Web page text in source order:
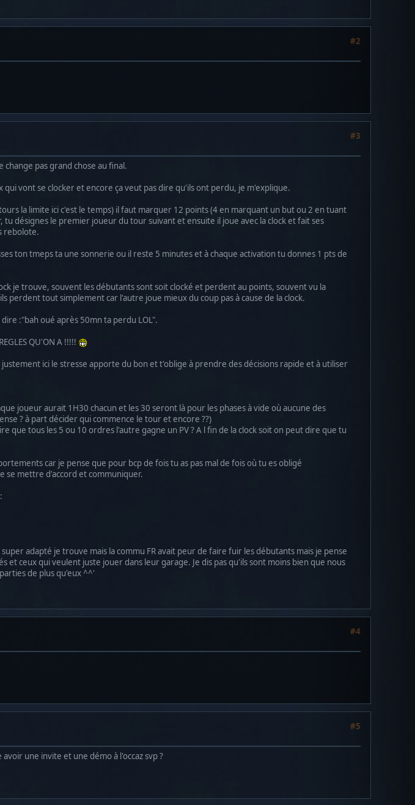
#2
#3
pas grand chose au final.
vont se clocker et encore ça veut pas dire qu'ils ont perdu, je m'explique.
la limite ici c'est le temps) il faut marquer 12 points (4 en marquant un but ou 2 en tuant
désignes le premier joueur du tour suivant et ensuite il joue avec la clock et fait ses
rebolote.
ton tmeps ta une sonnerie ou il reste 5 minutes et à chaque activation tu donnes 1 pts de
je trouve, souvent les débutants sont soit clocké et perdent au points, souvent vu la
tout simplement car l'autre joue mieux du coup pas à cause de la clock.
:"bah oué après 50mn ta perdu LOL".
QU'ON A !!!!!
ici le stresse apporte du bon et t'oblige à prendre des décisions rapide et à utiliser
joueur aurait 1H30 chacun et les 30 seront là pour les phases à vide où aucune des
? à part décider qui commence le tour et encore ??)
tous les 5 ou 10 ordres l'autre gagne un PV ? A l fin de la clock soit on peut dire que tu
car je pense que pour bcp de fois tu as pas mal de fois où tu es obligé
se mettre d'accord et communiquer.
adapté je trouve mais la commu FR avait peur de faire fuir les débutants mais je pense
ceux qui veulent juste jouer dans leur garage. Je dis pas qu'ils sont moins bien que nous
de plus qu'eux ^^'
#4
#5
une invite et une démo à l'occaz svp ?